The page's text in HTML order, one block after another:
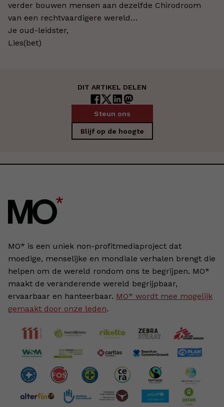
verder bouwen mensen aan dezelfde Chirodroom
van een rechtvaardigere wereld…
Je oud-leidster,
Lies(bet)
DIT ARTIKEL DELEN
Steun ons
Blijf op de hoogte
MO* is een uniek non-profitmediaproject dat
moedige, menselijke en mondiale verhalen brengt die
helpen om de wereld rondom ons te begrijpen. MO*
maakt de veranderende wereld begrijpbaar,
ervaarbaar en hanteerbaar. MO* wordt mee mogelijk
gemaakt door onze leden.